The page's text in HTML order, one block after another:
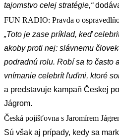
tajomstvo celej stratégie,“
FUN RADIO: Pravda o
„Toto je zase príklad, keď
akoby proti nej: slávnemu
podradnú rolu. Robí sa to často
vnímanie celebrít ľuďmi, ktoré
a predstavuje kampaň Českej
Jágrom.
Česká pojišťovna s Jaromírem
Sú však aj prípady, kedy sa